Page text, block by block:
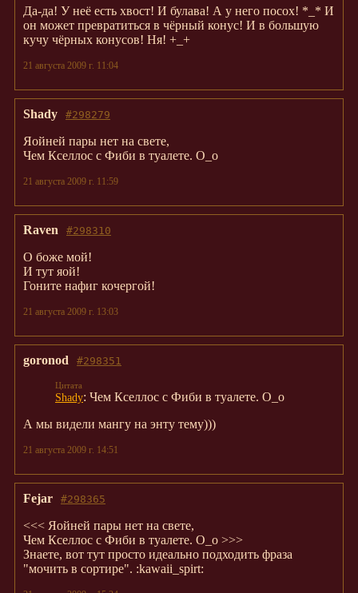
Да-да! У неё есть хвост! И булава! А у него посох! *_* И
он может превратиться в чёрный конус! И в большую
кучу чёрных конусов! Ня! +_+
21 августа 2009 г. 11:04
#298279
Shady
Яойней пары нет на свете,
Чем Кселлос с Фиби в туалете. О_о
21 августа 2009 г. 11:59
#298310
Raven
О боже мой!
И тут яой!
Гоните нафиг кочергой!
21 августа 2009 г. 13:03
#298351
goronod
Shady: Чем Кселлос с Фиби в туалете. О_о
А мы видели мангу на энту тему)))
21 августа 2009 г. 14:51
#298365
Fejar
<<< Яойней пары нет на свете,
Чем Кселлос с Фиби в туалете. О_о >>>
Знаете, вот тут просто идеально подходить фраза
"мочить в сортире". :kawaii_spirt: